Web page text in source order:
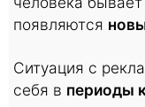
появляются
Ситуация с
себя в периоды